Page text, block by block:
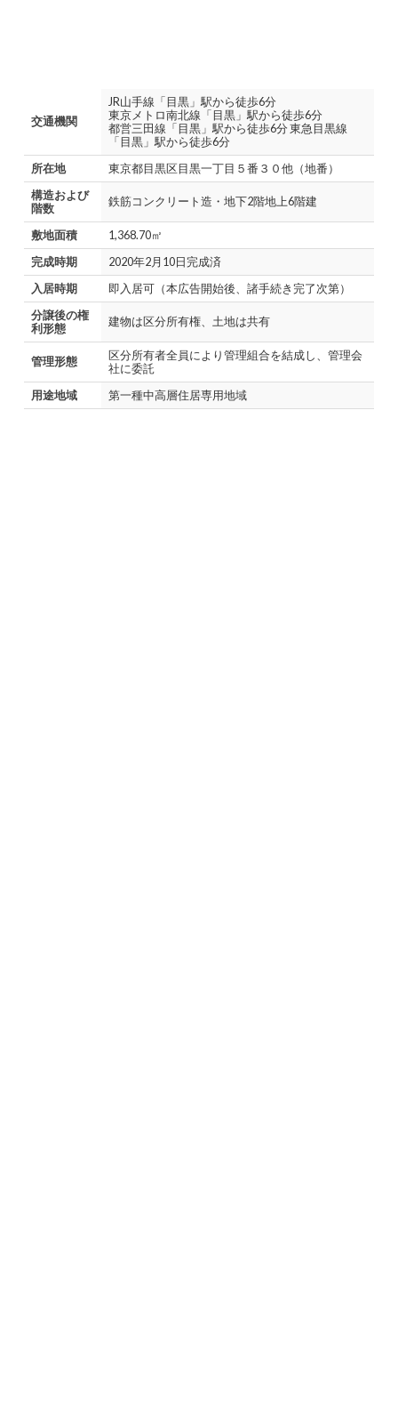
交通機関
JR山手線「目黒」駅から徒歩6分
東京メトロ南北線「目黒」駅から徒歩6分
都営三田線「目黒」駅から徒歩6分 東急目黒線
「目黒」駅から徒歩6分
所在地
東京都目黒区目黒一丁目５番３０他（地番）
構造および
階数
鉄筋コンクリート造・地下2階地上6階建
敷地面積
1,368.70㎡
完成時期
2020年2月10日完成済
入居時期
即入居可（本広告開始後、諸手続き完了次第）
分譲後の権
利形態
建物は区分所有権、土地は共有
管理形態
区分所有者全員により管理組合を結成し、管理会
社に委託
用途地域
第一種中高層住居専用地域